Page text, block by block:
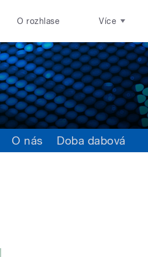
O rozhlase Více
O nás Doba dabová